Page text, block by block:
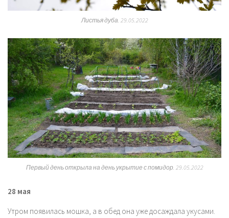
Листья дуба. 29.05.2022
Первый день открыла на день укрытие с помидор. 29.05.2022
28 мая
Утром появилась мошка, а в обед она уже досаждала укусами.